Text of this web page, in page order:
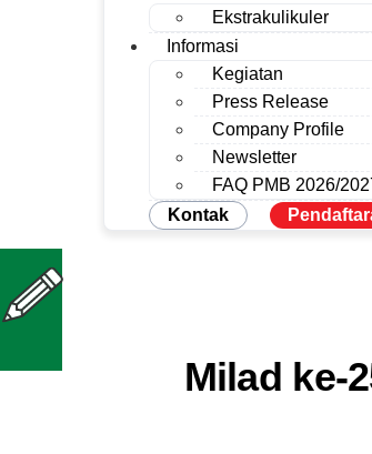
Ekstrakulikuler
Informasi
Kegiatan
Press Release
Company Profile
Newsletter
FAQ PMB 2026/
Kontak
Milad ke-